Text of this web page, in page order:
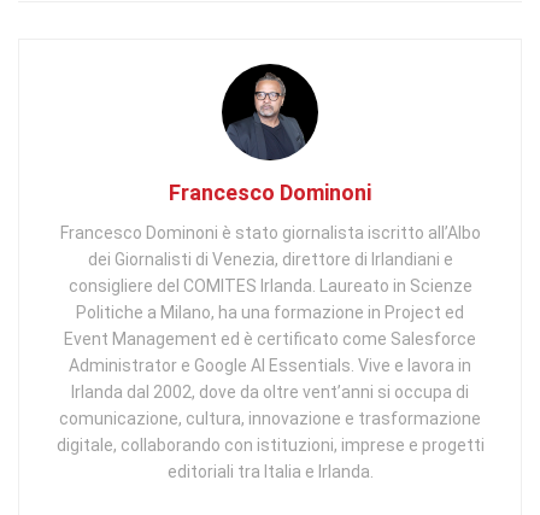
Francesco Dominoni
Francesco Dominoni è stato giornalista iscritto all’Albo
dei Giornalisti di Venezia, direttore di Irlandiani e
consigliere del COMITES Irlanda. Laureato in Scienze
Politiche a Milano, ha una formazione in Project ed
Event Management ed è certificato come Salesforce
Administrator e Google AI Essentials. Vive e lavora in
Irlanda dal 2002, dove da oltre vent’anni si occupa di
comunicazione, cultura, innovazione e trasformazione
digitale, collaborando con istituzioni, imprese e progetti
editoriali tra Italia e Irlanda.